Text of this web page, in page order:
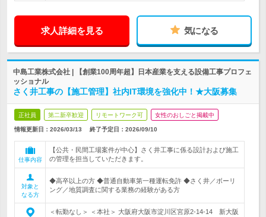
求人詳細を見る 気になる
中島工業株式会社 | 【創業100周年超】日本産業を支える設備工事プロフェ
ッショナル
さく井工事の【施工管理】社内IT環境を強化中！★大阪募集
正社員 第二新卒歓迎 リモートワーク可 女性のおしごと掲載中
情報更新日：2026/03/13 終了予定日： 2026/09/10
仕事内容
【公共・民間工場案件が中心】さく井工事に係る設計および施工
の管理を担当していただきます。
対象と
なる方
◆高卒以上の方 ◆普通自動車第一種運転免許 ◆さく井／ボーリ
ング／地質調査に関する業務の経験がある方
＜転勤なし＞ ＜本社＞ 大阪府大阪市淀川区宮原2-14-14 新大阪